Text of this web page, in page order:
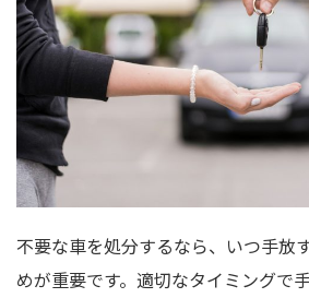
不要な車を処分するなら、いつ手放
めが重要です。適切なタイミングで